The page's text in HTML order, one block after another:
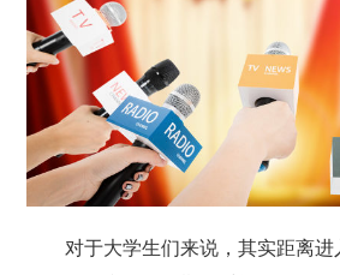
对于大学生们来说，其实距离